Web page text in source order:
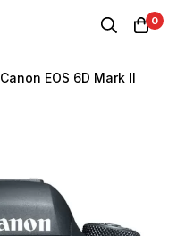
0
Canon EOS 6D Mark II